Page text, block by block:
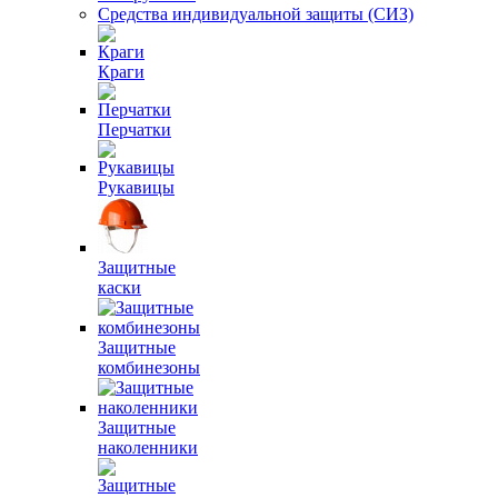
Средства индивидуальной защиты (СИЗ)
Краги
Перчатки
Рукавицы
Защитные
каски
Защитные
комбинезоны
Защитные
наколенники